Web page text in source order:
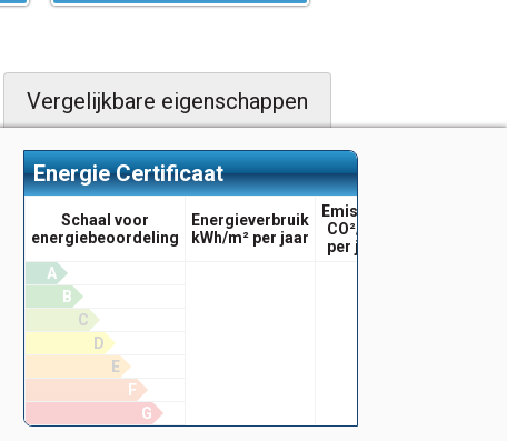
Vergelijkbare eigenschappen
Energie Certificaat
Schaal voor
energiebeoordeling
Energieverbruik
kWh/m² per jaar
Emissies
CO²/m²
per jaar
A
B
C
D
E
F
G